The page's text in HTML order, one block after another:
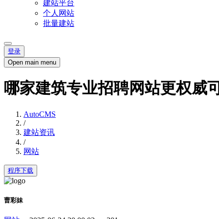
建站平台
个人网站
批量建站
登录
Open main menu
哪家建筑专业招聘网站更权威
AutoCMS
/
建站资讯
/
网站
程序下载
曹彩妹